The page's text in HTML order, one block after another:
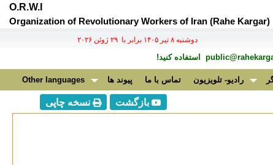
O.R.W.I
Organization of Revolutionary Workers of Iran (Rahe Kargar)
دوشنبه ۸ تير ۱۴۰۵ برابر با ۲۹ ژوئن ۲۰۲۶
استفاده کنید!
رادیو- تلویزیون تماس با ما پیوند ها Other languages
بازگشت نسخه چاپی